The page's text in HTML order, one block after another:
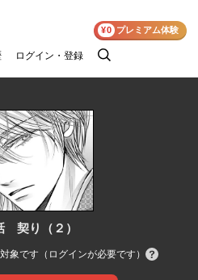
ログイン・登録
検
¥0 プレミアム体験
契り（２）
対象です（ログインが必要です）